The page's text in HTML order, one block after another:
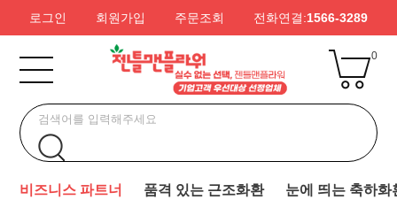
로그인 회원가입 주문조회 전화연결:1566-3289
0
비즈니스 파트너 품격 있는 근조화환 눈에 띄는 축하화